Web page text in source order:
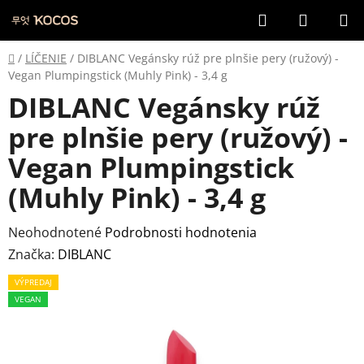
na
obsah
Hľadať
KOŠÍK
Domov
/ LÍČENIE / DIBLANC Vegánsky rúž pre plnšie pery (ružový) -
Vegan Plumpingstick (Muhly Pink) - 3,4 g
DIBLANC Vegánsky rúž
pre plnšie pery (ružový) -
Vegan Plumpingstick
(Muhly Pink) - 3,4 g
Priemerné
hodnotenie
produktu
je
Neohodnotené Podrobnosti hodnotenia
Značka: DIBLANC
VÝPREDAJ
VEGAN